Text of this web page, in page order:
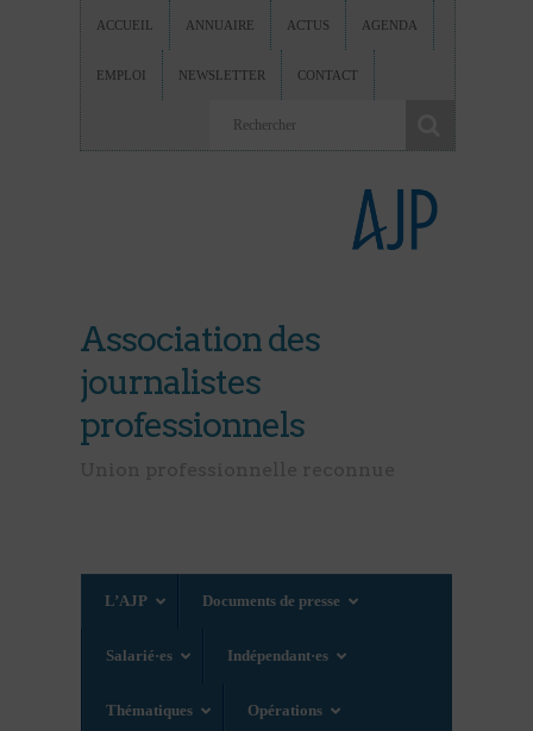
ACCUEIL ANNUAIRE ACTUS AGENDA
EMPLOI NEWSLETTER CONTACT
Association des
journalistes
professionnels
L’AJP Documents de presse
Salarié·es Indépendant·es
Thématiques Opérations